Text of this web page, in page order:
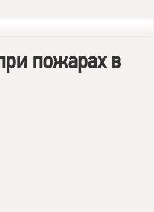
пожарах в